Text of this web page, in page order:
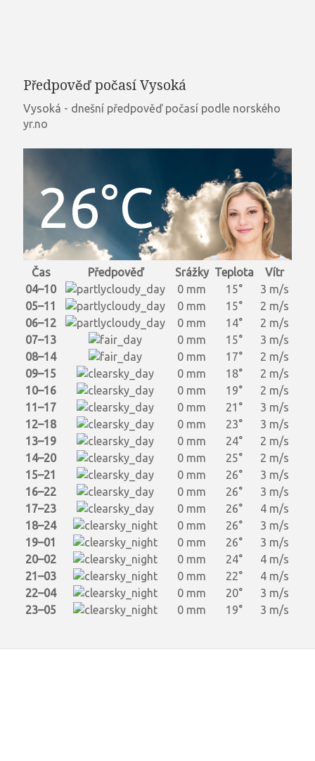
Předpověď počasí Vysoká
Vysoká - dnešní předpověď počasí podle norského
yr.no
26°C
Čas Předpověď Srážky Teplota
Vítr
04–10
0 mm 15°
3 m/s
05–11
0 mm 15°
2 m/s
06–12
0 mm 14°
2 m/s
07–13
0 mm 15°
3 m/s
08–14
0 mm 17°
2 m/s
09–15
0 mm 18°
2 m/s
10–16
0 mm 19°
2 m/s
11–17
0 mm 21°
3 m/s
12–18
0 mm 23°
3 m/s
13–19
0 mm 24°
2 m/s
14–20
0 mm 25°
2 m/s
15–21
0 mm 26°
3 m/s
16–22
0 mm 26°
3 m/s
17–23
0 mm 26°
4 m/s
18–24
0 mm 26°
3 m/s
19–01
0 mm 26°
3 m/s
20–02
0 mm 24°
4 m/s
21–03
0 mm 22°
4 m/s
22–04
0 mm 20°
3 m/s
23–05
0 mm 19° 3 m/s